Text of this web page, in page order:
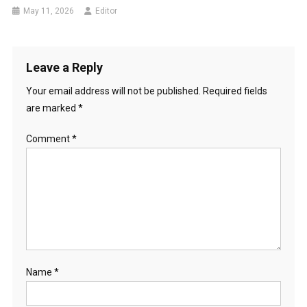
May 11, 2026 Editor
Leave a Reply
Your email address will not be published.
Required fields
are marked *
Comment*
Name *